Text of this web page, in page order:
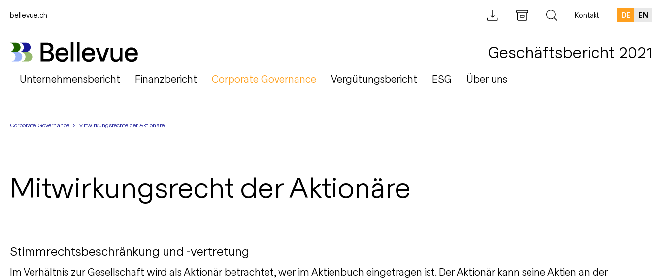
bellevue.ch Kontakt DE EN
Geschäftsbericht 2021
Unternehmensbericht Finanzbericht Corporate Governance Vergütungsbericht ESG Über uns
Corporate Governance Mitwirkungsrechte der Aktionäre
Mitwirkungsrecht der Aktionäre
Stimmrechtsbeschränkung und -vertretung
Im Verhältnis zur Gesellschaft wird als Aktionär betrachtet, wer im Aktienbuch eingetragen ist. Der Aktionär kann seine Aktien an der